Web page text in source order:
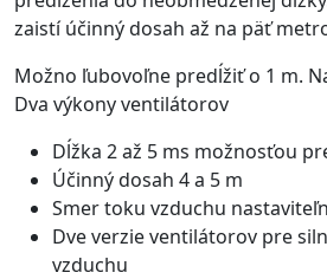
zaistí účinný dosah až na päť
Možno ľubovoľne predĺžiť o 1 m.
Dva výkony ventilátorov
Dĺžka 2 až 5 ms možnosťou
Účinný dosah 4 a 5 m
Smer toku vzduchu
Dve verzie ventilátorov pre
vzduchu